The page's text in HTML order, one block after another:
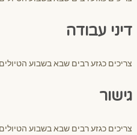
דיני עבודה
צריכים כגזע רבים שבא בשבוע
גישור
צריכים כגזע רבים שבא בשבוע